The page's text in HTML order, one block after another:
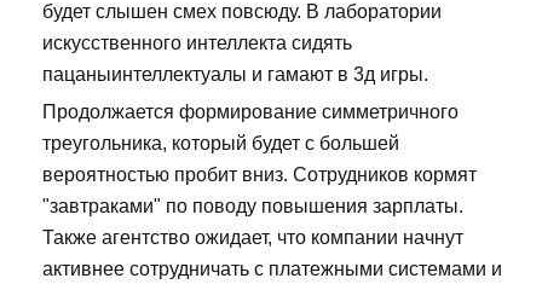
будет слышен смех повсюду. В лаборатории
искусственного интеллекта сидять
пацаныинтеллектуалы и гамают в 3д игры.
Продолжается формирование симметричного
треугольника, который будет с большей
вероятностью пробит вниз. Сотрудников кормят
"завтраками" по поводу повышения зарплаты.
Также агентство ожидает, что компании начнут
активнее сотрудничать с платежными системами и